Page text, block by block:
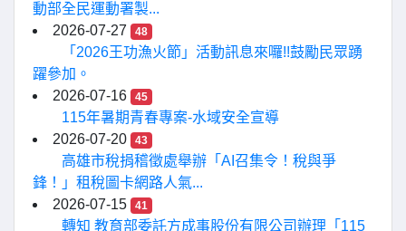
動部全民運動署製...
2026-07-27
48
「2026王功漁火節」活動訊息來囉!!鼓勵民眾踴
躍參加。
2026-07-16
45
115年暑期青春專案-水域安全宣導
2026-07-20
43
高雄市稅捐稽徵處舉辦「AI召集令！稅與爭
鋒！」租稅圖卡網路人氣...
2026-07-15
41
轉知 教育部委託方成事股份有限公司辦理「115